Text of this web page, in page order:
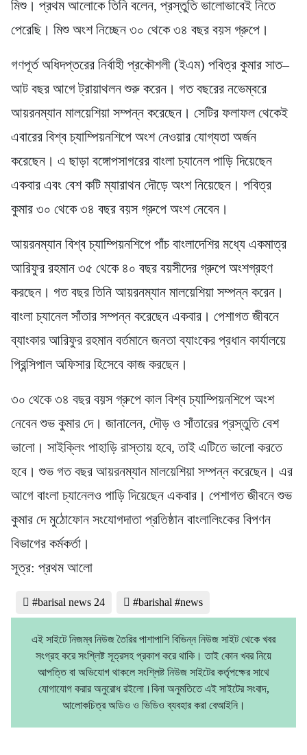
মিশু। প্রথম আলোকে তিনি বলেন, প্রস্তুতি ভালোভাবেই নিতে
পেরেছি। মিশু অংশ নিচ্ছেন ৩০ থেকে ৩৪ বছর বয়স গ্রুপে।
গণপূর্ত অধিদপ্তরের নির্বাহী প্রকৌশলী (ইএম) পবিত্র কুমার সাত–
আট বছর আগে ট্রায়াথলন শুরু করেন। গত বছরের নভেম্বরে
আয়রনম্যান মালয়েশিয়া সম্পন্ন করেছেন। সেটির ফলাফল থেকেই
এবারের বিশ্ব চ্যাম্পিয়নশিপে অংশ নেওয়ার যোগ্যতা অর্জন
করেছেন। এ ছাড়া বঙ্গোপসাগরের বাংলা চ্যানেল পাড়ি দিয়েছেন
একবার এবং বেশ কটি ম্যারাথন দৌড়ে অংশ নিয়েছেন। পবিত্র
কুমার ৩০ থেকে ৩৪ বছর বয়স গ্রুপে অংশ নেবেন।
আয়রনম্যান বিশ্ব চ্যাম্পিয়নশিপে পাঁচ বাংলাদেশির মধ্যে একমাত্র
আরিফুর রহমান ৩৫ থেকে ৪০ বছর বয়সীদের গ্রুপে অংশগ্রহণ
করছেন। গত বছর তিনি আয়রনম্যান মালয়েশিয়া সম্পন্ন করেন।
বাংলা চ্যানেল সাঁতার সম্পন্ন করেছেন একবার। পেশাগত জীবনে
ব্যাংকার আরিফুর রহমান বর্তমানে জনতা ব্যাংকের প্রধান কার্যালয়ে
প্রিন্সিপাল অফিসার হিসেবে কাজ করছেন।
৩০ থেকে ৩৪ বছর বয়স গ্রুপে কাল বিশ্ব চ্যাম্পিয়নশিপে অংশ
নেবেন শুভ কুমার দে। জানালেন, দৌড় ও সাঁতারের প্রস্তুতি বেশ
ভালো। সাইক্লিং পাহাড়ি রাস্তায় হবে, তাই এটিতে ভালো করতে
হবে। শুভ গত বছর আয়রনম্যান মালয়েশিয়া সম্পন্ন করেছেন। এর
আগে বাংলা চ্যানেলও পাড়ি দিয়েছেন একবার। পেশাগত জীবনে শুভ
কুমার দে মুঠোফোন সংযোগদাতা প্রতিষ্ঠান বাংলালিংকের বিপণন
বিভাগের কর্মকর্তা।
সূত্র: প্রথম আলো
#barisal news 24 #barishal #news
এই সাইটে নিজম্ব নিউজ তৈরির পাশাপাশি বিভিন্ন নিউজ সাইট থেকে খবর
সংগ্রহ করে সংশ্লিষ্ট সূত্রসহ প্রকাশ করে থাকি। তাই কোন খবর নিয়ে
আপত্তি বা অভিযোগ থাকলে সংশ্লিষ্ট নিউজ সাইটের কর্তৃপক্ষের সাথে
যোগাযোগ করার অনুরোধ রইলো।বিনা অনুমতিতে এই সাইটের সংবাদ,
আলোকচিত্র অডিও ও ভিডিও ব্যবহার করা বেআইনি।